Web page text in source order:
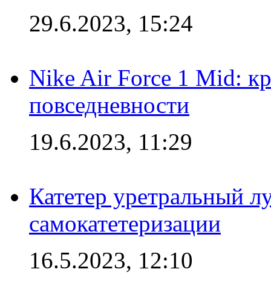
29.6.2023, 15:24
Nike Air Force 1 Mid:
повседневности
19.6.2023, 11:29
Катетер уретральный
самокатетеризации
16.5.2023, 12:10